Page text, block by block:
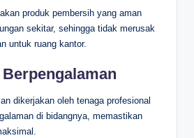
produk pembersih yang aman
sekitar, sehingga tidak merusak
untuk ruang kantor.
dikerjakan oleh tenaga profesional
di bidangnya, memastikan